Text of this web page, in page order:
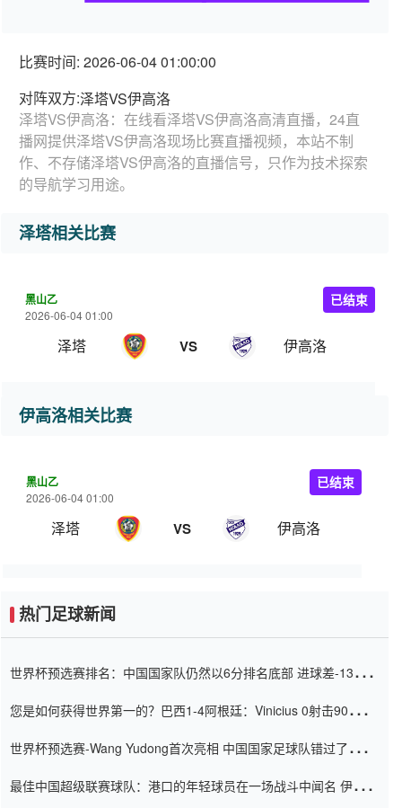
比赛时间: 2026-06-04 01:00:00
对阵双方:泽塔VS伊高洛
泽塔VS伊高洛：在线看泽塔VS伊高洛高清直播，24直
播网提供泽塔VS伊高洛现场比赛直播视频，本站不制
作、不存储泽塔VS伊高洛的直播信号，只作为技术探索
的导航学习用途。
泽塔相关比赛
黑山乙
2026-06-04 01:00
泽塔 VS 伊高洛
已结束
伊高洛相关比赛
黑山乙
2026-06-04 01:00
泽塔 VS 伊高洛
已结束
热门足球新闻
世界杯预选赛排名：中国国家队仍然以6分排名底部 进球差-13令人
您是如何获得世界第一的？巴西1-4阿根廷：Vinicius 0射击90分钟
世界杯预选赛-Wang Yudong首次亮相 中国国家足球队错过了世界
最佳中国超级联赛球队：港口的年轻球员在一场战斗中闻名 伊万放